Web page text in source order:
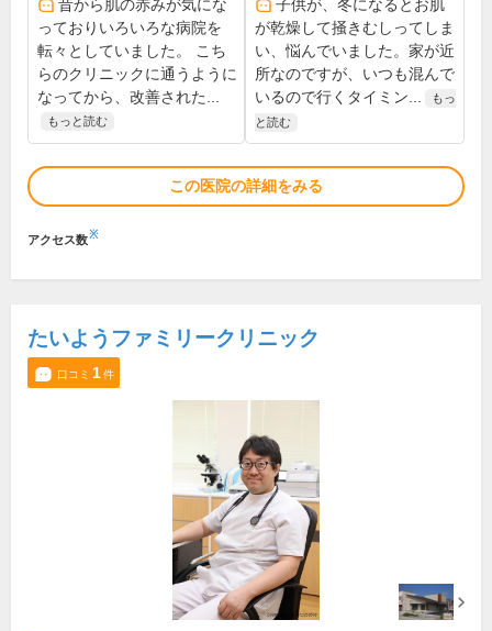
昔から肌の赤みが気にな
っておりいろいろな病院を
転々としていました。 こち
らのクリニックに通うように
なってから、改善された...
もっと読む
子供が、冬になるとお肌
が乾燥して掻きむしってしま
い、悩んでいました。家が近
所なのですが、いつも混んで
いるので行くタイミン...
もっ
と読む
この医院の詳細をみる
アクセス数※
たいようファミリークリニック
口コミ 1件